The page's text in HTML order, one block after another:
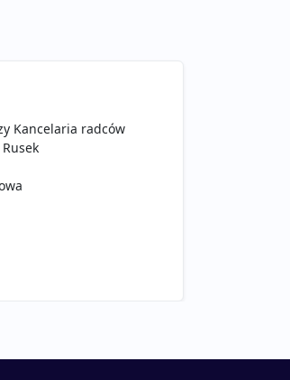
Kancelaria radców